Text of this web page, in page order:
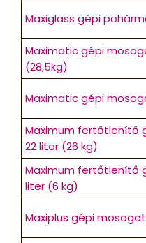
Maxiglass gépi
Maximatic gépi
(28,5kg)
Maximatic gépi
Maximum fertőtlenítő
22 liter (26 kg)
Maximum fertőtlenítő
liter (6 kg)
Maxiplus gépi